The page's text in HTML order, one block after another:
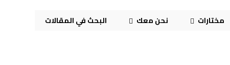
مختارات نحن معك البحث في المقالات